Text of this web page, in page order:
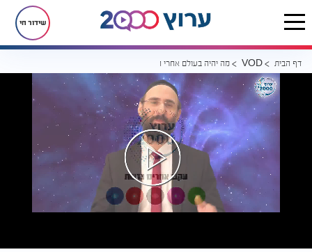
שידור חי
דף הבית VOD מה יהיה בעולם אחרי הגאולה - מי זה המשיח, מתי יתגלה?